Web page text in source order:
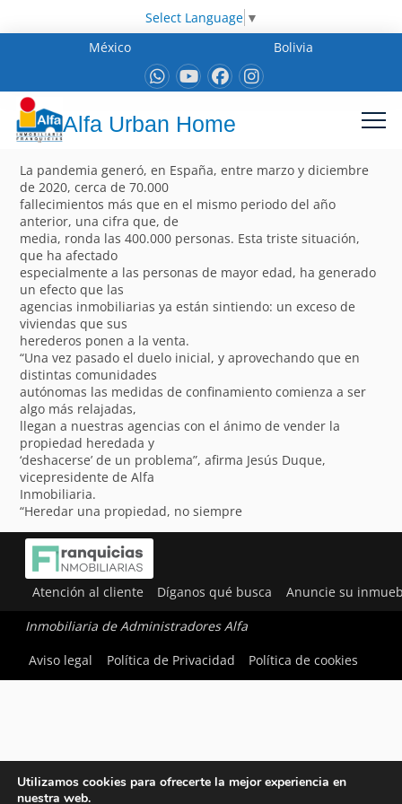
Select Language ▼
México
Bolivia
Alfa Urban Home
La pandemia generó, en España, entre marzo y diciembre
de 2020, cerca de 70.000
fallecimientos más que en el mismo periodo del año
anterior, una cifra que, de
media, ronda las 400.000 personas. Esta triste situación,
que ha afectado
especialmente a las personas de mayor edad, ha generado
un efecto que las
agencias inmobiliarias ya están sintiendo: un exceso de
viviendas que sus
herederos ponen a la venta.
“Una vez pasado el duelo inicial, y aprovechando que en
distintas comunidades
autónomas las medidas de confinamiento comienza a ser
algo más relajadas,
llegan a nuestras agencias con el ánimo de vender la
propiedad heredada y
‘deshacerse’ de un problema”, afirma Jesús Duque,
vicepresidente de Alfa
Inmobiliaria.
“Heredar una propiedad, no siempre
Atención al cliente Díganos qué busca Anuncie su
Inmobiliaria de Administradores Alfa
Aviso legal
Política de Privacidad Política de cookies
Utilizamos cookies para ofrecerte la mejor experiencia en
nuestra web.